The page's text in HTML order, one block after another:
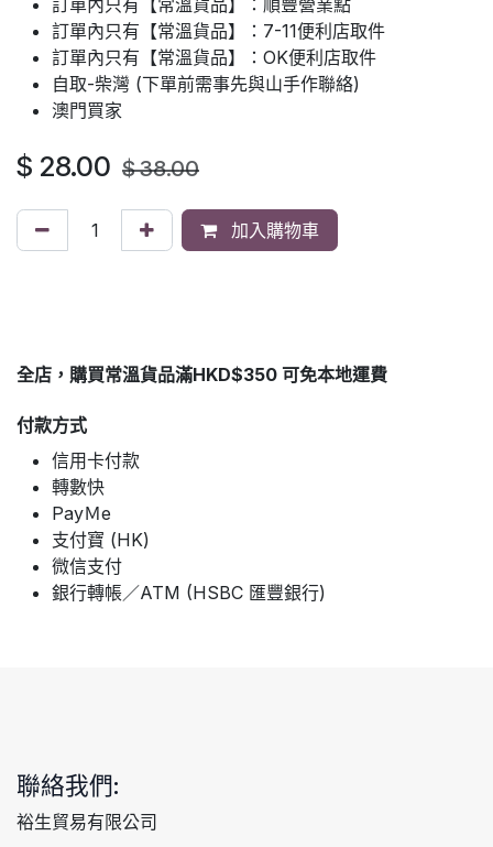
訂單內只有【常溫貨品】：順豐營業點
訂單內只有【常溫貨品】：7-11便利店取件
訂單內只有【常溫貨品】：OK便利店取件
自取-柴灣 (下單前需事先與山手作聯絡)
澳門買家
$ 28.00 $38.00
加入購物車
全店，購買常溫貨品滿HKD$350 可免本地運費
付款方式
信用卡付款
轉數快
PayＭe
支付寶 (HK)
微信支付
銀行轉帳／ATM (HSBC 匯豐銀行)
聯絡我們:
裕生貿易有限公司